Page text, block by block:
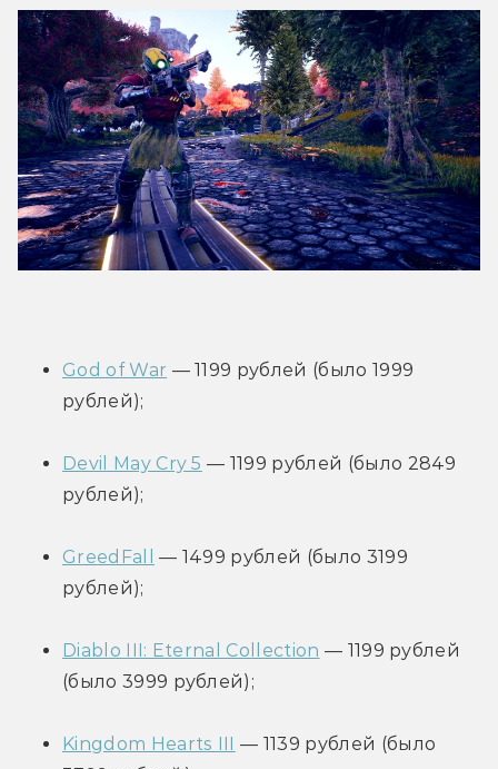
God of War — 1199 рублей (было 1999
рублей);
Devil May Cry 5 — 1199 рублей (было 2849
рублей);
GreedFall
— 1499 рублей (было 3199
рублей);
Diablo III: Eternal Collection — 1199 рублей
(было 3999 рублей);
Kingdom Hearts III
— 1139 рублей (было